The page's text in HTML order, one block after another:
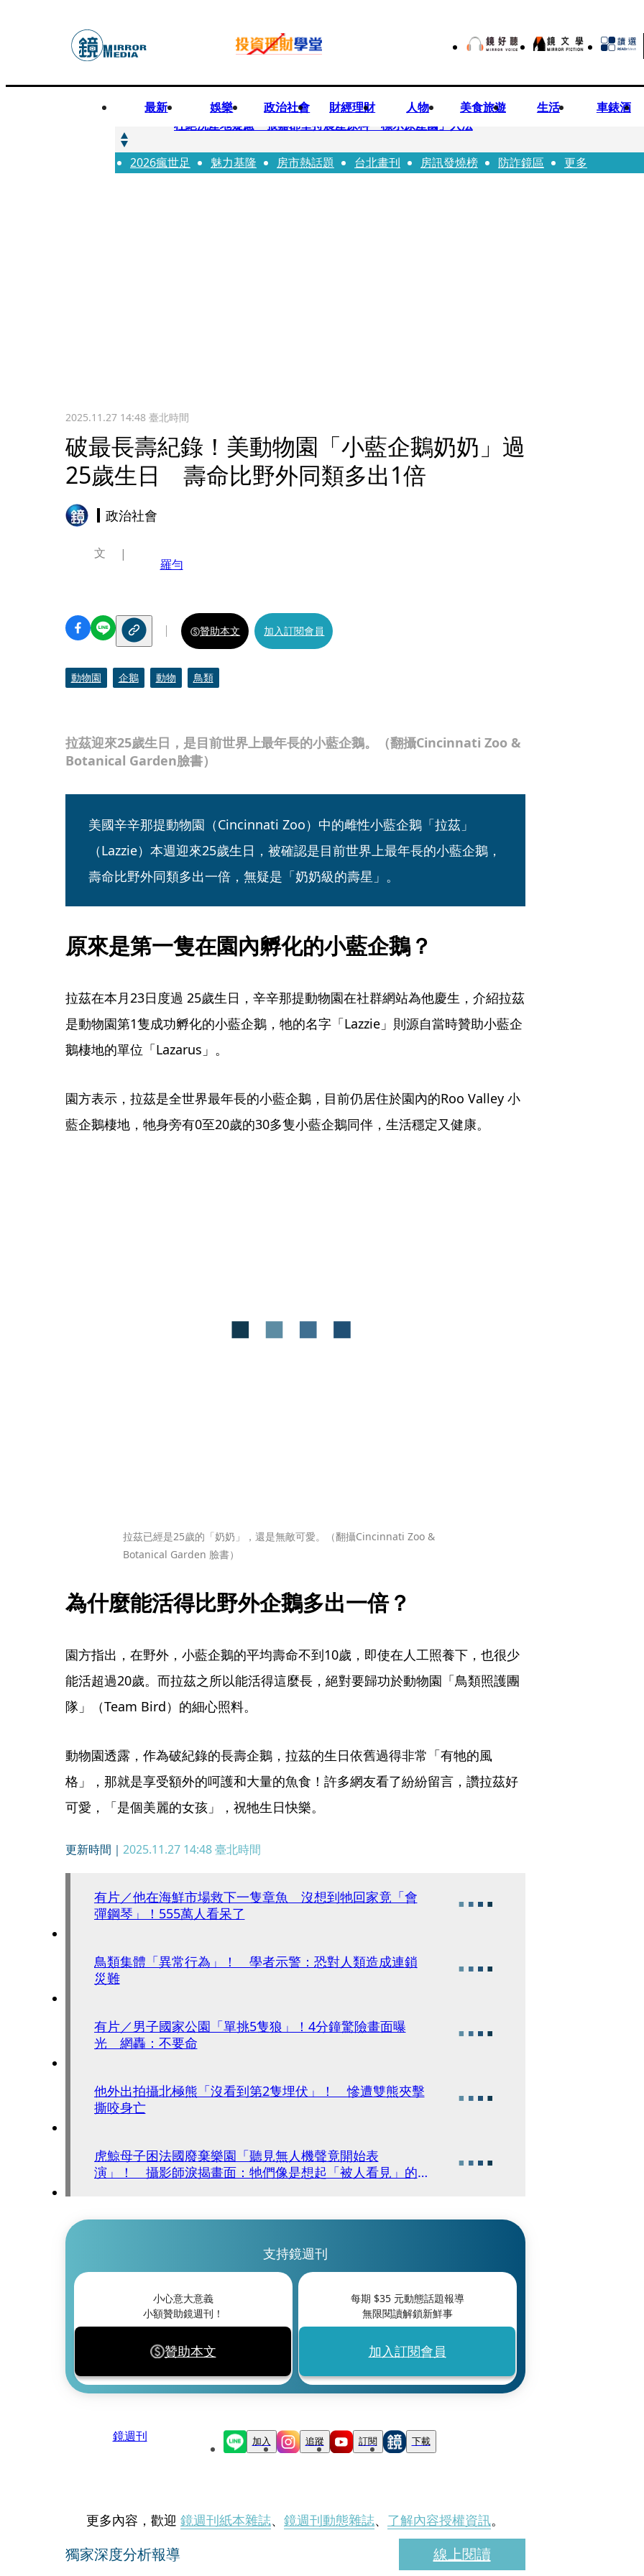
最新 娛樂 政治社會 財經理財 人物 美食旅遊 生活 車錶酒
快訊
杜絕洗產地疑慮 張嘉郡堅持農產原料「標示原產國」入法
快訊
「簽名牆變戰場！」饒河夜市小吃店把簽名塗掉 沈伯洋：舉雙手贊成
2026瘋世足 魅力基隆 房市熱話題 台北畫刊 房訊發燒榜 防詐鏡區 更多
2025.11.27 14:48臺北時間
破最長壽紀錄！美動物園「小藍企鵝奶奶」過
25歲生日 壽命比野外同類多出1倍
政治社會
拉茲迎來25歲生日，是目前世界上最年長的小藍企鵝。（翻攝Cincinnati Zoo &
Botanical Garden臉書）
文
羅勻
贊助本文 加入訂閱會員
動物園 企鵝 動物 鳥類
美國辛辛那提動物園（Cincinnati Zoo）中的雌性小藍企鵝「拉茲」
（Lazzie）本週迎來25歲生日，被確認是目前世界上最年長的小藍企鵝，
壽命比野外同類多出一倍，無疑是「奶奶級的壽星」。
原來是第一隻在園內孵化的小藍企鵝？
拉茲在本月23日度過 25歲生日，辛辛那提動物園在社群網站為他慶生，介紹拉茲
是動物園第1隻成功孵化的小藍企鵝，牠的名字「Lazzie」則源自當時贊助小藍企
鵝棲地的單位「Lazarus」。
園方表示，拉茲是全世界最年長的小藍企鵝，目前仍居住於園內的Roo Valley 小
藍企鵝棲地，牠身旁有0至20歲的30多隻小藍企鵝同伴，生活穩定又健康。
拉茲已經是25歲的「奶奶」，還是無敵可愛。（翻攝Cincinnati Zoo &
Botanical Garden 臉書）
為什麼能活得比野外企鵝多出一倍？
園方指出，在野外，小藍企鵝的平均壽命不到10歲，即使在人工照養下，也很少
能活超過20歲。而拉茲之所以能活得這麼長，絕對要歸功於動物園「鳥類照護團
隊」（Team Bird）的細心照料。
動物園透露，作為破紀錄的長壽企鵝，拉茲的生日依舊過得非常「有牠的風
格」，那就是享受額外的呵護和大量的魚食！許多網友看了紛紛留言，讚拉茲好
可愛，「是個美麗的女孩」，祝牠生日快樂。
更新時間｜ 2025.11.27 14:48臺北時間
有片／他在海鮮市場救下一隻章魚 沒想到牠回家竟「會
彈鋼琴」！555萬人看呆了
鳥類集體「異常行為」！ 學者示警：恐對人類造成連鎖
災難
有片／男子國家公園「單挑5隻狼」！4分鐘驚險畫面曝
光 網轟：不要命
他外出拍攝北極熊「沒看到第2隻埋伏」！ 慘遭雙熊夾擊
撕咬身亡
虎鯨母子困法國廢棄樂園「聽見無人機聲竟開始表
演」！ 攝影師淚揭畫面：牠們像是想起「被人看見」的
支持鏡週刊
小心意大意義
小額贊助鏡週刊！
贊助本文
每期 $35元動態話題報導
無限閱讀解鎖新鮮事
加入訂閱會員
鏡週刊 加入 追蹤 訂閱 下載
更多內容，歡迎 鏡週刊紙本雜誌、 鏡週刊動態雜誌、 了解內容授權資訊。
獨家深度分析報導 線上閱讀